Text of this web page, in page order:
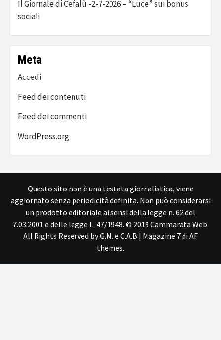
Il Giornale di Cefalù -2-7-2026 – “Luce” sui bonus
sociali
Meta
Accedi
Feed dei contenuti
Feed dei commenti
WordPress.org
Questo sito non è una testata giornalistica, viene
aggiornato senza periodicità definita. Non può considerarsi
un prodotto editoriale ai sensi della legge n. 62 del
7.03.2001 e delle legge L. 47/1948. © 2019 Cammarata Web.
All Rights Reserved by G.M. e C.A.B | Magazine 7di AF
themes.